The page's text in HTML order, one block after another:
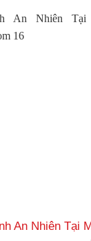
An Nhiên Tại